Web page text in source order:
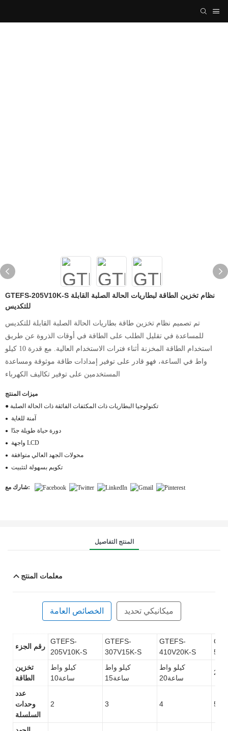
GTEFS-205V10K-S نظام تخزين الطاقة لبطاريات الحالة الصلبة القابلة
للتكديس
تم تصميم نظام تخزين طاقة بطاريات الحالة الصلبة القابلة للتكديس
للمساعدة في تقليل الطلب على الطاقة في أوقات الذروة عن طريق
استخدام الطاقة المخزنة أثناء فترات الاستخدام العالية. مع قدرة 10 كيلو
واط في الساعة، فهو قادر على توفير إمدادات طاقة موثوقة ومساعدة
المستخدمين على توفير تكاليف الكهرباء
ميزات المنتج
● تكنولوجيا البطاريات ذات المكثفات الفائقة ذات الحالة الصلبة
● آمنة للغاية
● دورة حياة طويلة جدًا
● واجهة LCD
● محولات الجهد العالي متوافقة
● تكويم بسهولة لتثبيت
شارك مع:
المنتج التفاصيل
معلمات المنتج
الخصائص العامة ميكانيكيتحديد
رقم الجزء
GTEFS-
205V10K-S
GTEFS-
307V15K-S
GTEFS-
410V20K-S
تخزين
الطاقة
كيلو واط
ساعة10
كيلو واط
ساعة15
كيلو واط
ساعة20
عدد
وحدات
السلسلة
2 3 4 5